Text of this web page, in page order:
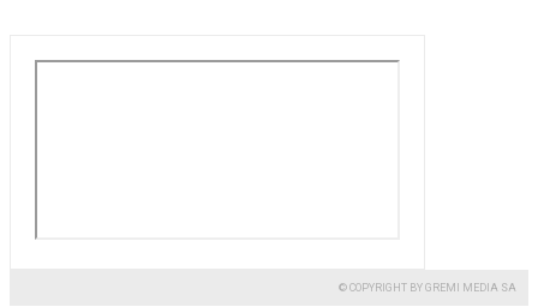
© COPYRIGHT BY GREMI MEDIA SA